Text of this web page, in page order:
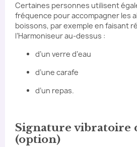
Certaines personnes utilisent
fréquence pour accompagner les
boissons, par exemple en faisant
l’Harmoniseur au-dessus :
d’un verre d’eau
d’une carafe
d’un repas.
Signature vibratoire
(option)